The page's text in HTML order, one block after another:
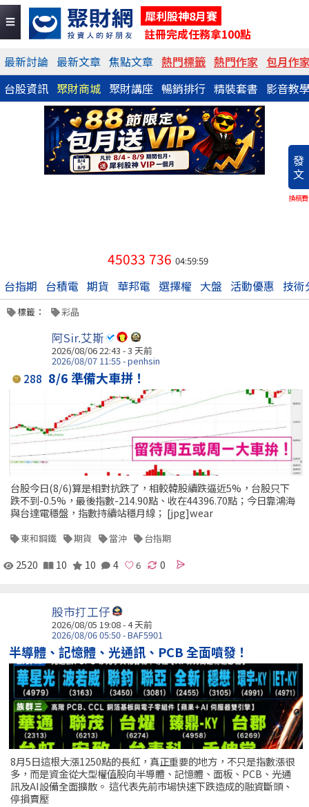
犀利股神8月賽
註冊完成任務拿100點
最新討論 最新文章 焦點文章 熱門標籤 熱門作家 包月作
台股資訊 聚財商城 聚財講座 暢銷排行 精裝套書 影音教
發
文
換稿費
45033 736 04:59:59
台指期 台積電 期貨 華邦電 選擇權 大盤 活動優惠 技術
標籤： 彩晶
阿Sir.艾斯
2026/08/06 22:43 - 3 天前
2026/08/07 11:55 - penhsin
288 8/6 準備大車拼！
台股今日(8/6)算是相對抗跌了，相較韓股續跌逼近5%，台股只下
跌不到-0.5%，最後指數-214.90點、收在44396.70點；今日靠鴻海
與台達電穩盤，指數持續站穩月線； [jpg]wear
東和鋼鐵 期貨 當沖 台指期
2520 10 10 4 0
股市打工仔
2026/08/05 19:08 - 4 天前
2026/08/06 05:50 - BAF5901
半導體、記憶體、光通訊、PCB 全面噴發！
8月5日這根大漲1250點的長紅，真正重要的地方，不只是指數漲很
多，而是資金從大型權值股向半導體、記憶體、面板、PCB、光通
訊及AI設備全面擴散。 這代表先前市場快速下跌造成的融資斷頭、
停損賣壓